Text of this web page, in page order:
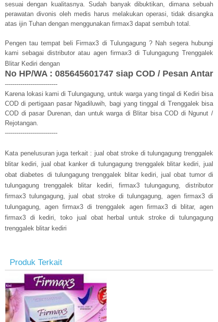
sesuai dengan kualitasnya. Sudah banyak dibuktikan, dimana sebuah
perawatan divonis oleh medis harus melakukan operasi, tidak disangka
atas ijin Tuhan dengan menggunakan firmax3 dapat sembuh total.
Pengen tau tempat beli Firmax3 di Tulungagung ? Nah segera hubungi
kami sebagai distributor atau agen firmax3 di Tulungagung Trenggalek
Blitar Kediri dengan
No HP/WA : 085645601747 siap COD / Pesan Antar
---------------------------
Karena lokasi kami di Tulungagung, untuk warga yang tingal di Kediri bisa
COD di pertigaan pasar Ngadiluwih, bagi yang tinggal di Trenggalek bisa
COD di pasar Durenan, dan untuk warga di Blitar bisa COD di Ngunut /
Rejotangan.
---------------------------
Kata penelusuran juga terkait : jual obat stroke di tulungagung trenggalek
blitar kediri, jual obat kanker di tulungagung trenggalek blitar kediri, jual
obat diabetes di tulungagung trenggalek blitar kediri, jual obat tumor di
tulungagung trenggalek blitar kediri, firmax3 tulungagung, distributor
firmax3 tulungagung, jual obat stroke di tulungagung, agen firmax3 di
tulungagung, agen firmax3 di trenggalek agen firmax3 di blitar, agen
firmax3 di kediri, toko jual obat herbal untuk stroke di tulungagung
trenggalek blitar kediri
Produk Terkait